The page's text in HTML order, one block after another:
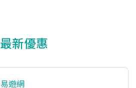
最新優惠
易遊網